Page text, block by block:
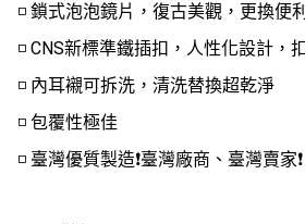
◽️ 鎖式泡泡鏡片，復古美觀，更換便利
◽️ CNS新標準鐵插扣，人性化設計，
◽️ 內耳襯可拆洗，清洗替換超乾淨
◽️ 包覆性極佳
◽️ 臺灣優質製造❗️臺灣廠商、臺灣賣家❗️